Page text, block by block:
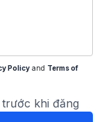
Policy and Terms of
khi đăng